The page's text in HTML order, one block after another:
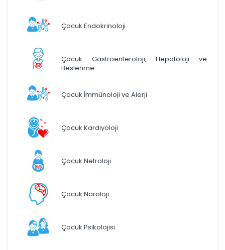
Çocuk Endokrinoloji
Çocuk Gastroenteroloji, Hepatoloji ve
Beslenme
Çocuk İmmünoloji ve Alerji
Çocuk Kardiyoloji
Çocuk Nefroloji
Çocuk Nöroloji
Çocuk Psikolojisi